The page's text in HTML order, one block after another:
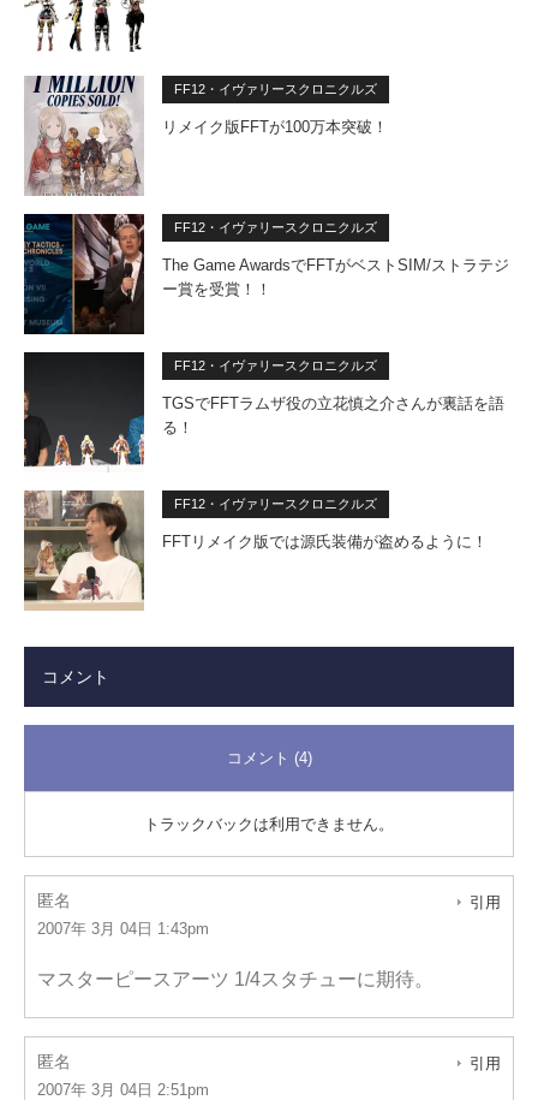
FF12・イヴァリースクロニクルズ
リメイク版FFTが100万本突破！
FF12・イヴァリースクロニクルズ
The Game AwardsでFFTがベストSIM/ストラテジ
ー賞を受賞！！
FF12・イヴァリースクロニクルズ
TGSでFFTラムザ役の立花慎之介さんが裏話を語
る！
FF12・イヴァリースクロニクルズ
FFTリメイク版では源氏装備が盗めるように！
コメント
コメント (4)
トラックバックは利用できません。
匿名
2007年 3月 04日 1:43pm
引用
マスターピースアーツ 1/4スタチューに期待。
匿名
2007年 3月 04日 2:51pm
引用